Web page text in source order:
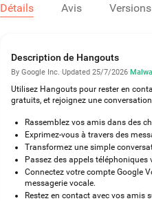
Détails Avis Versions
Description de Hangouts
By Google Inc.·Updated 25/7/2026·
Utilisez Hangouts pour rester en
gratuits, et rejoignez une
Rassemblez vos amis dans des
Exprimez-vous à travers des
Transformez une simple
Passez des appels
Connectez votre compte Google
messagerie vocale.
Restez en contact avec vos amis